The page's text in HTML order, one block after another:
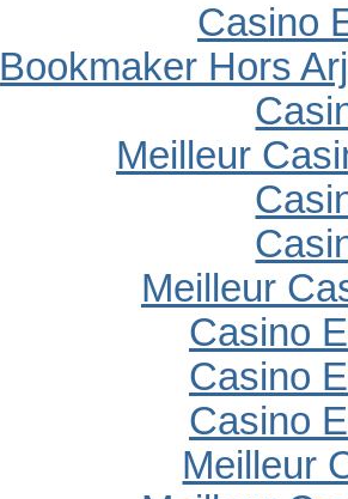
Casino
Bookmaker Hors
Meilleur
Meilleur
Casino
Casino
Casino
Meilleur